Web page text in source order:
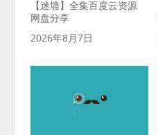
【迷墙】全集百度云资源
网盘分享
2026年8月7日